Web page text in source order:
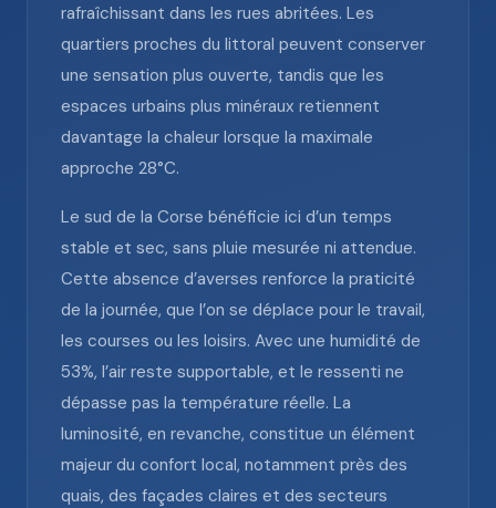
rafraîchissant dans les rues abritées. Les
quartiers proches du littoral peuvent conserver
une sensation plus ouverte, tandis que les
espaces urbains plus minéraux retiennent
davantage la chaleur lorsque la maximale
approche 28°C.
Le sud de la Corse bénéficie ici d’un temps
stable et sec, sans pluie mesurée ni attendue.
Cette absence d’averses renforce la praticité
de la journée, que l’on se déplace pour le travail,
les courses ou les loisirs. Avec une humidité de
53%, l’air reste supportable, et le ressenti ne
dépasse pas la température réelle. La
luminosité, en revanche, constitue un élément
majeur du confort local, notamment près des
quais, des façades claires et des secteurs